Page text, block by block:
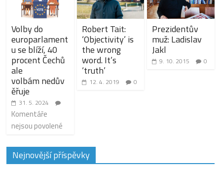
Volby do
europarlament
u se blíží, 40
procent Čechů
ale
volbám nedův
ěřuje
31. 5. 2024
Komentáře
nejsou povolené
Robert Tait:
‘Objectivity’ is
the wrong
word. It’s
‘truth’
12. 4. 2019 0
Prezidentův
muž: Ladislav
Jakl
9. 10. 2015 0
Nejnovější příspěvky